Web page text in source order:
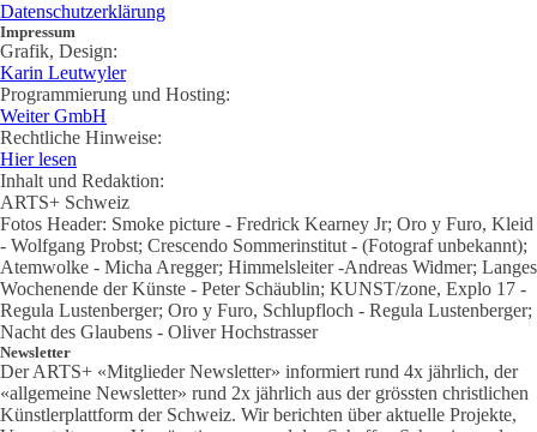
Datenschutzerklärung
Impressum
Grafik, Design:
Karin Leutwyler
Programmierung und Hosting:
Weiter GmbH
Rechtliche Hinweise:
Hier lesen
Inhalt und Redaktion:
ARTS+ Schweiz
Fotos Header: Smoke picture - Fredrick Kearney Jr; Oro y Furo, Kleid
- Wolfgang Probst; Crescendo Sommerinstitut - (Fotograf unbekannt);
Atemwolke - Micha Aregger; Himmelsleiter -Andreas Widmer; Langes
Wochenende der Künste - Peter Schäublin; KUNST/zone, Explo 17 -
Regula Lustenberger; Oro y Furo, Schlupfloch - Regula Lustenberger;
Nacht des Glaubens - Oliver Hochstrasser
Newsletter
Der ARTS+ «Mitglieder Newsletter» informiert rund 4x jährlich, der
«allgemeine Newsletter» rund 2x jährlich aus der grössten christlichen
Künstlerplattform der Schweiz. Wir berichten über aktuelle Projekte,